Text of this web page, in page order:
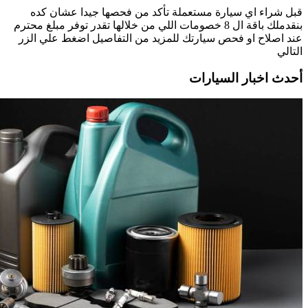
قبل شراء اي سيارة مستعملة تأكد من فحصها جيدا عشان كده
بنقدملك باقة ال 8 خصومات اللي من خلالها تقدر توفر مبلغ محترم
عند اصلاح او فحص سيارتك للمزيد من التفاصيل اضغط علي الزر
التالي
أحدث اخبار السيارات